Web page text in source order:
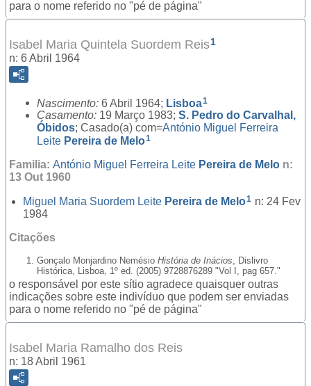
para o nome referido no "pé de página"
Isabel Maria Quintela Suordem Reis1
n: 6 Abril 1964
Nascimento: 6 Abril 1964; Lisboa1
Casamento: 19 Março 1983; S. Pedro do Carvalhal,
Óbidos; Casado(a) com=António Miguel Ferreira
Leite Pereira de Melo1
Familia: António Miguel Ferreira Leite Pereira de Melo n:
13 Out 1960
Miguel Maria Suordem Leite Pereira de Melo1 n: 24 Fev
1984
Citações
Gonçalo Monjardino Nemésio História de Inácios, Dislivro
Histórica, Lisboa, 1º ed. (2005) 9728876289 "Vol I, pag 657."
o responsável por este sítio agradece quaisquer outras
indicações sobre este indivíduo que podem ser enviadas
para o nome referido no "pé de página"
Isabel Maria Ramalho dos Reis
n: 18 Abril 1961